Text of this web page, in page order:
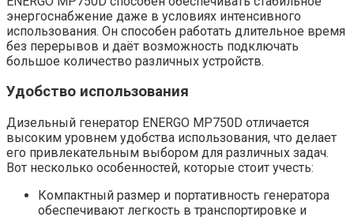
энергоснабжение даже в условиях интенсивного
использования. Он способен работать длительное время
без перерывов и даёт возможность подключать
большое количество различных устройств.
Удобство использования
Дизельный генератор ENERGO MP750D отличается
высоким уровнем удобства использования, что делает
его привлекательным выбором для различных задач.
Вот несколько особенностей, которые стоит учесть:
Компактный размер и портативность генератора
обеспечивают легкость в транспортировке и